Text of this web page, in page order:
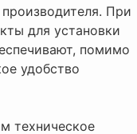
При
для установки
помимо
удобство
техническое